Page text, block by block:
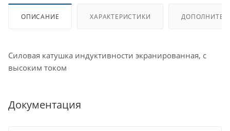
ОПИСАНИЕ ХАРАКТЕРИСТИКИ
Силовая катушка индуктивности экранированная, с
высоким током
Документация